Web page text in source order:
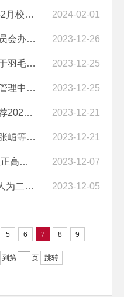
云南省保山第一中学2024年2月校园 公开招聘教师公告 2024-02-01
保山市人民政府教育督导委员会办公室拟认定云南省等级幼儿园和保山市现... 2023-12-26
保山市体育后备人才基地关于羽毛球场等场馆公开招租的公告 2023-12-25
保山市社会体育指导和棋牌管理中心关于游泳池公开招租的公告 2023-12-25
保山市教育体育局关于拟推荐2023年乡村优秀青年教师培养奖励计划人员的... 2023-12-21
保山市教育体育局关于批准张嵋等8人为二级裁判员和辉照艳等51人为三级裁... 2023-12-21
保山市2023年中等职业学校正高级教师职称评审推荐人选公示 2023-12-07
关于2023年拟批准张嵋等8人为二级裁判员、辉照艳等51人为三级裁判员的公... 2023-12-05
5 6 7 8 9 ...
到第 页 跳转